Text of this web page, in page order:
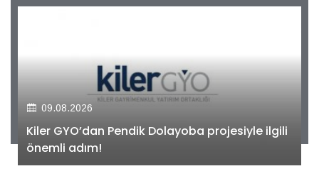
09.08.2026
Kiler GYO’dan Pendik Dolayoba projesiyle ilgili
önemli adım!